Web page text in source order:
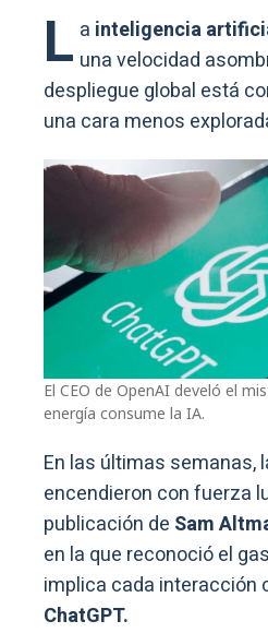
L a inteligencia
una velocidad
despliegue global está
una cara menos
El CEO de OpenAI develó el
energía consume la IA.
En las últimas semanas,
encendieron con fuerza
publicación de Sam
en la que reconoció el
implica cada interacción
ChatGPT.